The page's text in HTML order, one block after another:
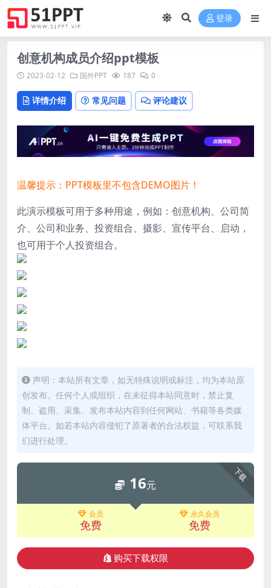
登录
创意机构成员介绍ppt模板
2023-02-12 国外PPT 187 0
详情介绍 常见问题 评论建议
温馨提示：PPT模板里不包含DEMO图片！
此演示模板可用于多种用途，例如：创意机构、公司简
介、公司和业务、投资组合、摄影、宣传平台、启动，
也可用于个人投资组合。
声明：本站所有文章，如无特殊说明或标注，均为本站原
创发布。任何个人或组织，在未征得本站同意时，禁止复
制、盗用、采集、发布本站内容到任何网站、书籍等各类媒
体平台。如若本站内容侵犯了原著者的合法权益，可联系我
们进行处理。
下载
16元
会员
免费
永久会员
免费
购买下载权限